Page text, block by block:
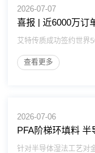
2026-07-07
查看更多
2026-07-06
​PFA阶梯环填料